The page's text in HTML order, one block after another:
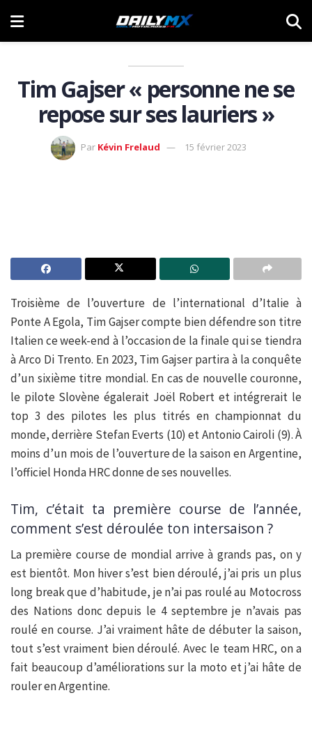
Tim Gajser « personne ne se
repose sur ses lauriers »
Par Kévin Frelaud 15 février 2023
Troisième de l’ouverture de l’international d’Italie à
Ponte A Egola, Tim Gajser compte bien défendre son titre
Italien ce week-end à l’occasion de la finale qui se tiendra
à Arco Di Trento. En 2023, Tim Gajser partira à la conquête
d’un sixième titre mondial. En cas de nouvelle couronne,
le pilote Slovène égalerait Joël Robert et intégrerait le
top 3 des pilotes les plus titrés en championnat du
monde, derrière Stefan Everts (10) et Antonio Cairoli (9). À
moins d’un mois de l’ouverture de la saison en Argentine,
l’officiel Honda HRC donne de ses nouvelles.
Tim, c’était ta première course de l’année,
comment s’est déroulée ton intersaison ?
La première course de mondial arrive à grands pas, on y
est bientôt. Mon hiver s’est bien déroulé, j’ai pris un plus
long break que d’habitude, je n’ai pas roulé au Motocross
des Nations donc depuis le 4 septembre je n’avais pas
roulé en course. J’ai vraiment hâte de débuter la saison,
tout s’est vraiment bien déroulé. Avec le team HRC, on a
fait beaucoup d’améliorations sur la moto et j’ai hâte de
rouler en Argentine.